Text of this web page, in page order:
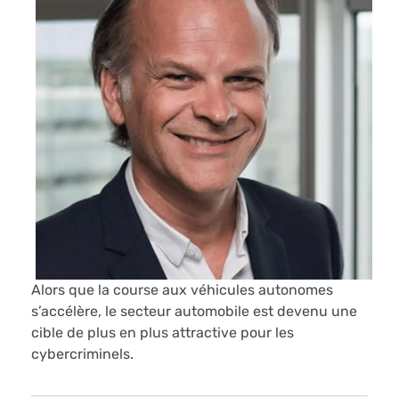
Alors que la course aux véhicules autonomes
s’accélère, le secteur automobile est devenu une
cible de plus en plus attractive pour les
cybercriminels.